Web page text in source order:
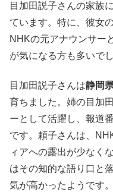
目加田説子さんの家族
ています。特に、彼女
NHKの元アナウンサー
が気になる方も多いでし
目加田説子さんは静岡
育ちました。姉の目加
ーとして活躍し、報道
です。頼子さんは、
ィアへの露出が少なく
はその知的な語り口と
気が高かったようです。